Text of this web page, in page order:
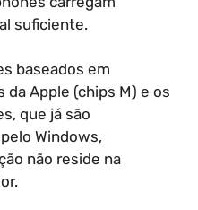
suficiente.
baseados em
da Apple (chips M) e os
que já são
Windows,
não reside na